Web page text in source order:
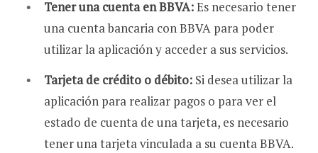
Tener una cuenta en BBVA:Es necesario tener
una cuenta bancaria con BBVA para poder
utilizar la aplicación y acceder a sus servicios.
Tarjeta de crédito o débito: Si desea utilizar la
aplicación para realizar pagos o para ver el
estado de cuenta de una tarjeta, es necesario
tener una tarjeta vinculada a su cuenta BBVA.